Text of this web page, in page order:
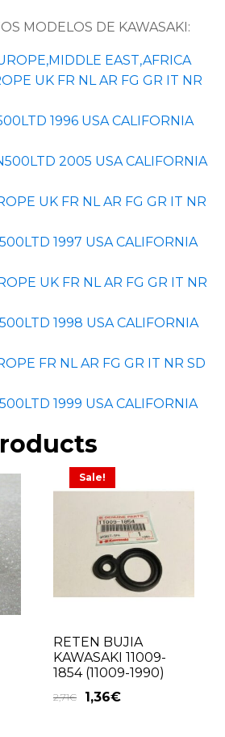
MODELOS DE KAWASAKI:
EAST,AFRICA
UK FR NL AR FG GR IT NR
1996 USA CALIFORNIA
2005 USA CALIFORNIA
UK FR NL AR FG GR IT NR
1997 USA CALIFORNIA
UK FR NL AR FG GR IT NR
1998 USA CALIFORNIA
FR NL AR FG GR IT NR SD
1999 USA CALIFORNIA
Sale!
RETEN BUJIA
KAWASAKI 11009-
1854 (11009-1990)
2,71€ 1,36€